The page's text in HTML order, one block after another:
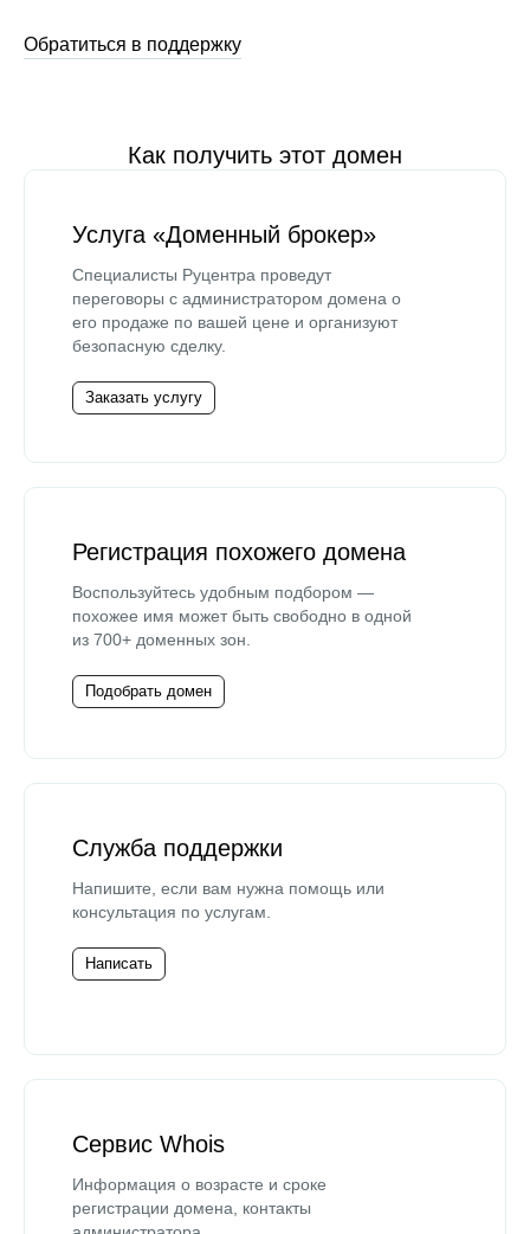
Обратиться в поддержку
Как получить этот домен
Услуга «Доменный брокер»
Специалисты Руцентра проведут
переговоры с администратором домена о
его продаже по вашей цене и организуют
безопасную сделку.
Заказать услугу
Регистрация похожего домена
Воспользуйтесь удобным подбором —
похожее имя может быть свободно в одной
из 700+ доменных зон.
Подобрать домен
Служба поддержки
Напишите, если вам нужна помощь или
консультация по услугам.
Написать
Сервис Whois
Информация о возрасте и сроке
регистрации домена, контакты